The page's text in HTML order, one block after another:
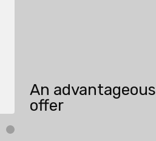
An advantageous
offer